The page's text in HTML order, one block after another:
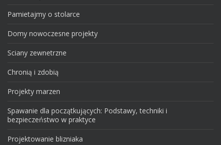
Pamietajmy o stolarce
Domy nowoczesne projekty
Sciany zewnetrzne
Chronią i zdobią
Projekty marzen
Spawanie dla początkujących: Podstawy, techniki i
bezpieczeństwo w praktyce
Projektowanie blizniaka